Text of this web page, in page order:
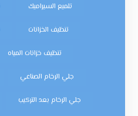
تلميع السيراميك
تنظيف الخزانات
تنظيف خزانات المياه
جلي الرخام الصناعي
جلي الرخام بعد التركيب